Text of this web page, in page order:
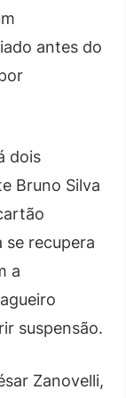
antes do
dois
Bruno Silva
se recupera
a
suspensão.
Zanovelli,